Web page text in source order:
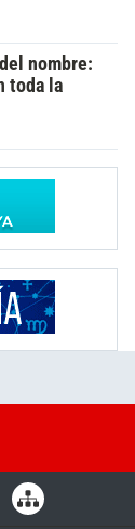
nombre:
toda la